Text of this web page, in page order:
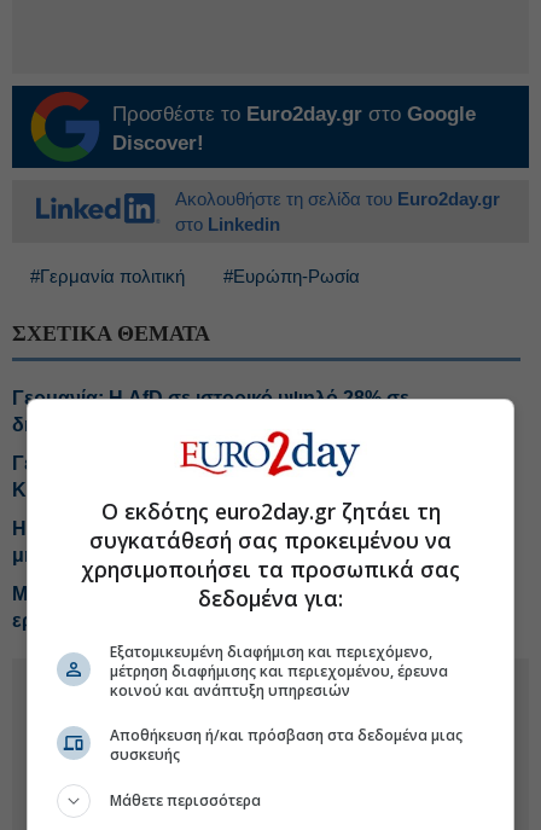
Προσθέστε το Euro2day.gr στο Google
Discover!
Ακολουθήστε τη σελίδα του Euro2day.gr
στο Linkedin
#Γερμανία πολιτική #Ευρώπη-Ρωσία
ΣΧΕΤΙΚΑ ΘΕΜΑΤΑ
Γερμανία: Η AfD σε ιστορικό υψηλό 28% σε
δημοσκόπηση
Γερμανία: Χαρτογραφεί τα «αδύναμα σημεία» της
Κίνας
H Δανία επεκτείνει τη στρατιωτική θητεία από 4 σε 11
μήνες
Μερτς: Απαράδεκτη η προσθήκη 2.500 θέσεων
εργασίας στους ευρωπαϊκούς θεσμούς
Ο εκδότης euro2day.gr ζητάει τη
συγκατάθεσή σας προκειμένου να
χρησιμοποιήσει τα προσωπικά σας
δεδομένα για:
Εξατομικευμένη διαφήμιση και περιεχόμενο,
μέτρηση διαφήμισης και περιεχομένου, έρευνα
κοινού και ανάπτυξη υπηρεσιών
Αποθήκευση ή/και πρόσβαση στα δεδομένα μιας
συσκευής
Μάθετε περισσότερα